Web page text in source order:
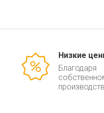
Низкие
Благодаря